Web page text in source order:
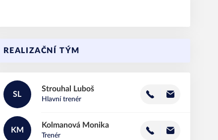
REALIZAČNÍ TÝM
SL
Luboš
Strouhal
Hlavní trenér
KM
Monika
Kolmanová
Trenér